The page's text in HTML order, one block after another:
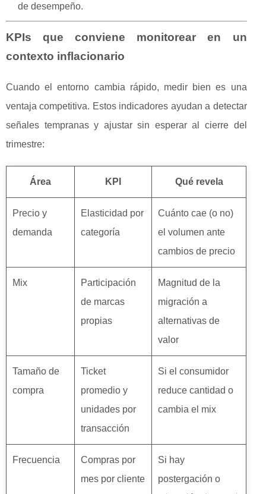
de desempeño.
KPIs que conviene monitorear en un
contexto inflacionario
Cuando el entorno cambia rápido, medir bien es una
ventaja competitiva. Estos indicadores ayudan a detectar
señales tempranas y ajustar sin esperar al cierre del
trimestre:
Área KPI Qué revela
Precio y
demanda
Elasticidad por
categoría
Cuánto cae (o no)
el volumen ante
cambios de precio
Mix
Participación
de marcas
propias
Magnitud de la
migración a
alternativas de
valor
Tamaño de
compra
Ticket
promedio y
unidades por
transacción
Si el consumidor
reduce cantidad o
cambia el mix
Frecuencia
Compras por
mes por cliente
Si hay
postergación o